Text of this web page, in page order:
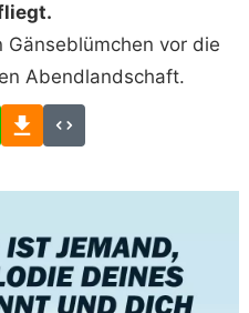
vor die
Abendlandschaft.